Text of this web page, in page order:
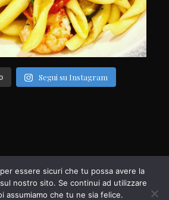
Segui su Instagram
essere sicuri che tu possa avere la
nostro sito. Se continui ad utilizzare
assumiamo che tu ne sia felice.